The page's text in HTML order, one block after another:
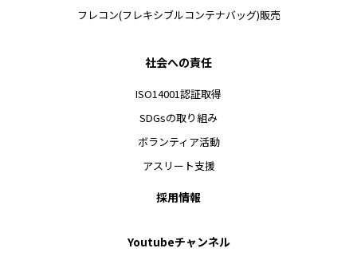
フレコン(フレキシブルコンテナバッグ)販売
社会への責任
ISO14001認証取得
SDGsの取り組み
ボランティア活動
アスリート支援
採用情報
Youtubeチャンネル